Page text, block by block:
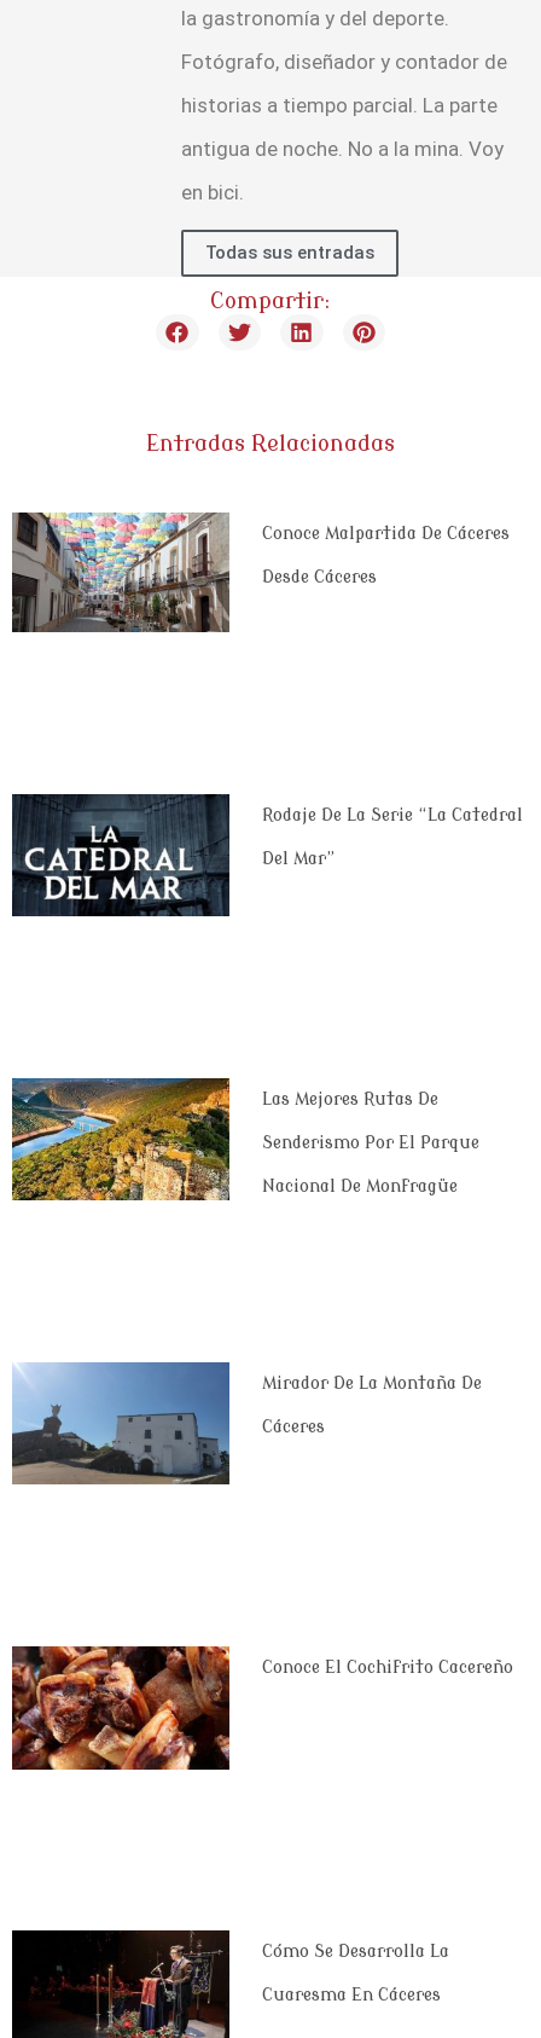
la gastronomía y del deporte.
Fotógrafo, diseñador y contador de
historias a tiempo parcial. La parte
antigua de noche. No a la mina. Voy
en bici.
Todas sus entradas
Compartir:
Entradas Relacionadas
Conoce Malpartida De Cáceres
Desde Cáceres
Rodaje De La Serie “La Catedral
Del Mar”
Las Mejores Rutas De
Senderismo Por El Parque
Nacional De Monfragüe
Mirador De La Montaña De
Cáceres
Conoce El Cochifrito Cacereño
Cómo Se Desarrolla La
Cuaresma En Cáceres